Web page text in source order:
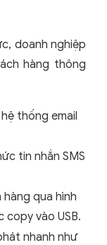
doanh nghiệp
hàng thông
thống email
tin nhắn SMS
qua hình
vào USB.
nhanh như